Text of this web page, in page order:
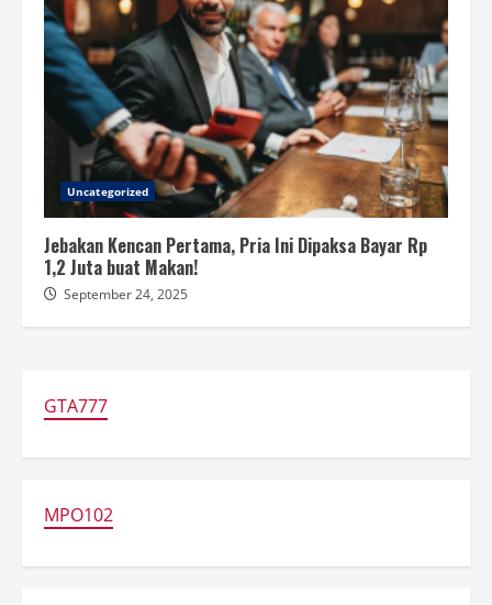
Uncategorized
Jebakan Kencan Pertama, Pria Ini Dipaksa Bayar Rp
1,2 Juta buat Makan!
September 24, 2025
GTA777
MPO102